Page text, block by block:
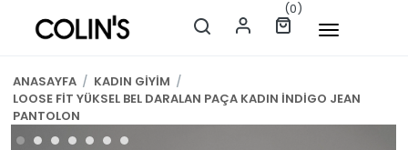
(0)
ANASAYFA / KADIN GİYİM /
LOOSE FİT YÜKSEL BEL DARALAN PAÇA KADIN İNDİGO JEAN
PANTOLON